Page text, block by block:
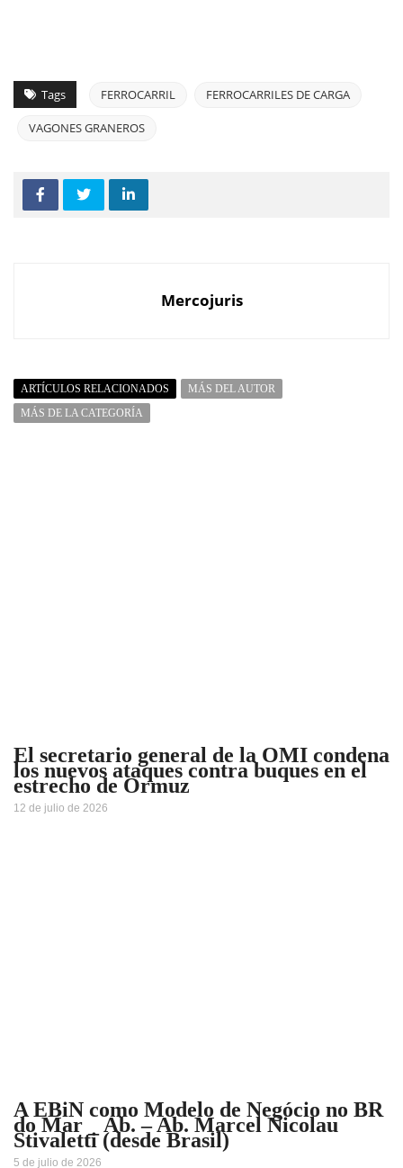
Tags FERROCARRIL FERROCARRILES DE CARGA
VAGONES GRANEROS
Mercojuris
ARTÍCULOS RELACIONADOS
MÁS DEL AUTOR
MÁS DE LA CATEGORÍA
El secretario general de la OMI condena
los nuevos ataques contra buques en el
estrecho de Ormuz
12 de julio de 2026
A EBiN como Modelo de Negócio no BR
do Mar _ Ab. – Ab. Marcel Nicolau
Stivaletti (desde Brasil)
5 de julio de 2026